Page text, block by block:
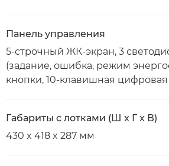
Панель управления
5-строчный ЖК-экран, 3
(задание, ошибка, режим
кнопки, 10-клавишная цифровая
Габариты с лотками (Ш x Г x В)
430 x 418 x 287 мм